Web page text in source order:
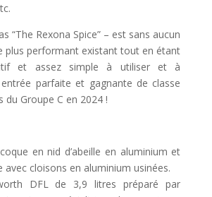
“The Rexona Spice” – est sans aucun
plus performant existant tout en étant
et assez simple à utiliser et à
parfaite et gagnante de classe
du Groupe C en 2024 !
en nid d’abeille en aluminium et
avec cloisons en aluminium usinées.
DFL de 3,9 litres préparé par